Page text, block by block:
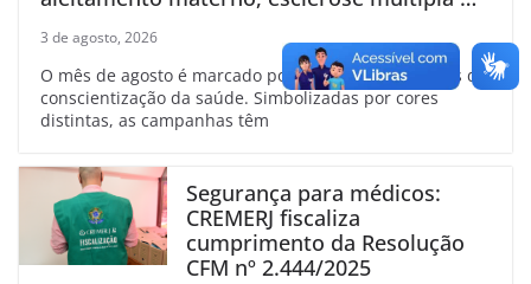
3 de agosto, 2026
O mês de agosto é marcado por diversas campanhas de
conscientização da saúde. Simbolizadas por cores
distintas, as campanhas têm
Segurança para médicos:
CREMERJ fiscaliza
cumprimento da Resolução
CFM nº 2.444/2025